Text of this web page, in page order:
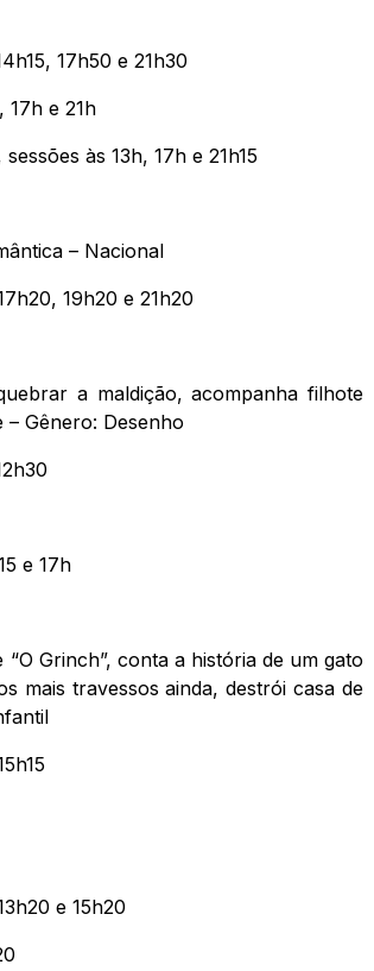
17h50 e 21h30
17h e 21h
às 13h, 17h e 21h15
– Nacional
19h20 e 21h20
a maldição, acompanha filhote
Gênero: Desenho
e 17h
Grinch”, conta a história de um gato
mais travessos ainda, destrói casa de
e 15h20